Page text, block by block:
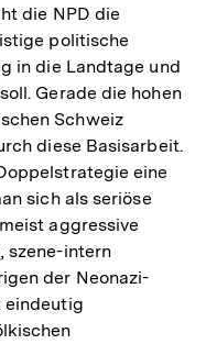
die NPD die
politische
in die Landtage und
Gerade die hohen
Schweiz
diese Basisarbeit.
eine
sich als seriöse
aggressive
szene-intern
der Neonazi-
eindeutig